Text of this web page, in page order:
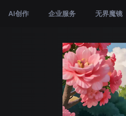
AI创作 企业服务 无界魔镜